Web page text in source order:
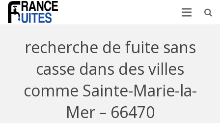
recherche de fuite sans
casse dans des villes
comme Sainte-Marie-la-
Mer – 66470